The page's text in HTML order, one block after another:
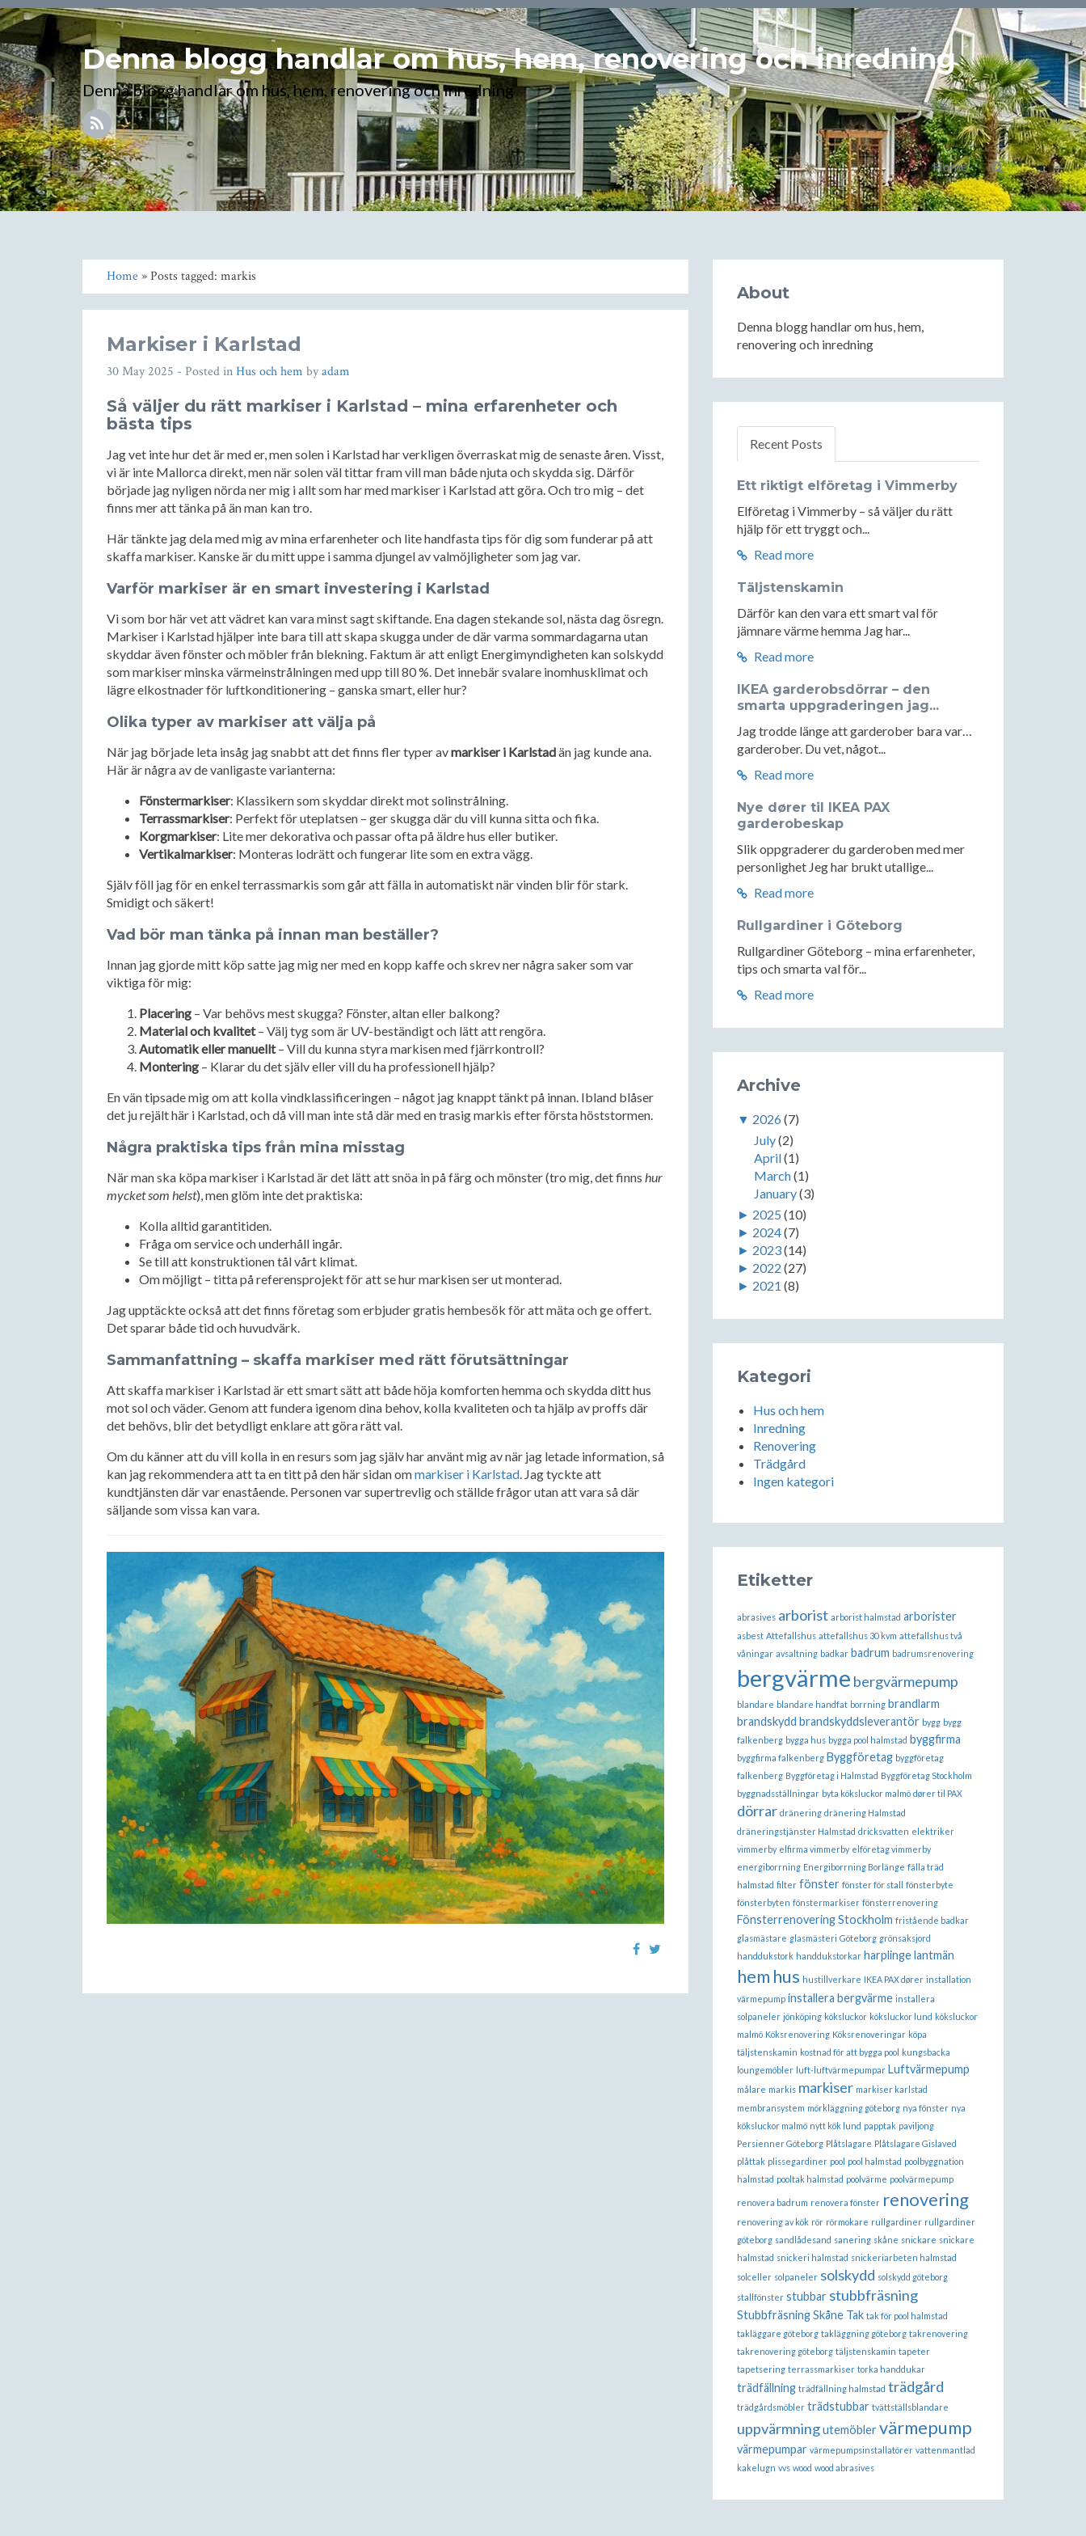
Denna blogg handlar om hus, hem, renovering och inredning
Denna blogg handlar om hus, hem, renovering och inredning
Home
Home» Posts tagged: markis
Markiser i Karlstad
30 May 2025 - Posted inHus och hem byadam
Så väljer du rätt markiser i Karlstad – mina erfarenheter och
bästa tips
Jag vet inte hur det är med er, men solen i Karlstad har verkligen överraskat mig de senaste åren. Visst,
vi är inte Mallorca direkt, men när solen väl tittar fram vill man både njuta och skydda sig. Därför
började jag nyligen nörda ner mig i allt som har med markiser i Karlstad att göra. Och tro mig – det
finns mer att tänka på än man kan tro.
Här tänkte jag dela med mig av mina erfarenheter och lite handfasta tips för dig som funderar på att
skaffa markiser. Kanske är du mitt uppe i samma djungel av valmöjligheter som jag var.
Varför markiser är en smart investering i Karlstad
Vi som bor här vet att vädret kan vara minst sagt skiftande. Ena dagen stekande sol, nästa dag ösregn.
Markiser i Karlstad hjälper inte bara till att skapa skugga under de där varma sommardagarna utan
skyddar även fönster och möbler från blekning. Faktum är att enligt Energimyndigheten kan solskydd
som markiser minska värmeinstrålningen med upp till 80 %. Det innebär svalare inomhusklimat och
lägre elkostnader för luftkonditionering – ganska smart, eller hur?
Olika typer av markiser att välja på
När jag började leta insåg jag snabbt att det finns fler typer avmarkiser i Karlstadän jag kunde ana.
Här är några av de vanligaste varianterna:
Fönstermarkiser: Klassikern som skyddar direkt mot solinstrålning.
Terrassmarkiser: Perfekt för uteplatsen – ger skugga där du vill kunna sitta och fika.
Korgmarkiser: Lite mer dekorativa och passar ofta på äldre hus eller butiker.
Vertikalmarkiser: Monteras lodrätt och fungerar lite som en extra vägg.
Själv föll jag för en enkel terrassmarkis som går att fälla in automatiskt när vinden blir för stark.
Smidigt och säkert!
Vad bör man tänka på innan man beställer?
Innan jag gjorde mitt köp satte jag mig ner med en kopp kaffe och skrev ner några saker som var
viktiga för mig:
Placering – Var behövs mest skugga? Fönster, altan eller balkong?
Material och kvalitet– Välj tyg som är UV-beständigt och lätt att rengöra.
Automatik eller manuellt– Vill du kunna styra markisen med fjärrkontroll?
Montering – Klarar du det själv eller vill du ha professionell hjälp?
En vän tipsade mig om att kolla vindklassificeringen – något jag knappt tänkt på innan. Ibland blåser
det ju rejält här i Karlstad, och då vill man inte stå där med en trasig markis efter första höststormen.
Några praktiska tips från mina misstag
När man ska köpa markiser i Karlstad är det lätt att snöa in på färg och mönster (tro mig, det finns hur
mycket som helst), men glöm inte det praktiska:
Kolla alltid garantitiden.
Fråga om service och underhåll ingår.
Se till att konstruktionen tål vårt klimat.
Om möjligt – titta på referensprojekt för att se hur markisen ser ut monterad.
Jag upptäckte också att det finns företag som erbjuder gratis hembesök för att mäta och ge offert.
Det sparar både tid och huvudvärk.
Sammanfattning – skaffa markiser med rätt förutsättningar
Att skaffa markiser i Karlstad är ett smart sätt att både höja komforten hemma och skydda ditt hus
mot sol och väder. Genom att fundera igenom dina behov, kolla kvaliteten och ta hjälp av proffs där
det behövs, blir det betydligt enklare att göra rätt val.
Om du känner att du vill kolla in en resurs som jag själv har använt mig av när jag letade information, så
kan jag rekommendera att ta en titt på den här sidan ommarkiser i Karlstad. Jag tyckte att
kundtjänsten där var enastående. Personen var supertrevlig och ställde frågor utan att vara så där
säljande som vissa kan vara.
About
Denna blogg handlar om hus, hem,
renovering och inredning
Recent Posts
Ett riktigt elföretag i Vimmerby
Elföretag i Vimmerby – så väljer du rätt
hjälp för ett tryggt och...
Read more
Täljstenskamin
Därför kan den vara ett smart val för
jämnare värme hemma Jag har...
Read more
IKEA garderobsdörrar – den
smarta uppgraderingen jag...
Jag trodde länge att garderober bara var…
garderober. Du vet, något...
Read more
Nye dører til IKEA PAX
garderobeskap
Slik oppgraderer du garderoben med mer
personlighet Jeg har brukt utallige...
Read more
Rullgardiner i Göteborg
Rullgardiner Göteborg – mina erfarenheter,
tips och smarta val för...
Read more
Archive
▼ 2026(7)
July(2)
April(1)
March(1)
January(3)
► 2025 (10)
► 2024(7)
► 2023(14)
► 2022 (27)
► 2021 (8)
Kategori
Hus och hem
Inredning
Renovering
Trädgård
Ingen kategori
Etiketter
abrasives arborist arborist halmstad arborister
asbest Attefallshus attefallshus 30 kvm attefallshus två
våningar avsaltning badkar badrum badrumsrenovering
bergvärme bergvärmepump
blandare blandare handfat borrning brandlarm
brandskydd brandskyddsleverantör bygg bygg
falkenberg bygga hus bygga pool halmstad byggfirma
byggfirma falkenberg Byggföretag byggföretag
falkenberg Byggföretag i Halmstad Byggföretag Stockholm
byggnadsställningar byta köksluckor malmö dører til PAX
dörrar dränering dränering Halmstad
dräneringstjänster Halmstad dricksvatten elektriker
vimmerby elfirma vimmerby elföretag vimmerby
energiborrning Energiborrning Borlänge fälla träd
halmstad filter fönster fönster för stall fönsterbyte
fönsterbyten fönstermarkiser fönsterrenovering
Fönsterrenovering Stockholm fristående badkar
glasmästare glasmästeri Göteborg grönsaksjord
handdukstork handdukstorkar harplinge lantmän
hem hus hustillverkare IKEA PAX dører installation
värmepump installera bergvärme installera
solpaneler jönköping köksluckor köksluckor lund köksluckor
malmö Köksrenovering Köksrenoveringar köpa
täljstenskamin kostnad för att bygga pool kungsbacka
loungemöbler luft-luftvärmepumpar Luftvärmepump
målare markis markiser markiser karlstad
membransystem mörkläggning göteborg nya fönster nya
köksluckor malmö nytt kök lund papptak paviljong
Persienner Göteborg Plåtslagare Plåtslagare Gislaved
plåttak plissegardiner pool pool halmstad poolbyggnation
halmstad pooltak halmstad poolvärme poolvärmepump
renovera badrum renovera fönster renovering
renovering av kök rör rörmokare rullgardiner rullgardiner
göteborg sandlådesand sanering skåne snickare snickare
halmstad snickeri halmstad snickeriarbeten halmstad
solceller solpaneler solskydd solskydd göteborg
stallfönster stubbar stubbfräsning
Stubbfräsning Skåne Tak tak för pool halmstad
takläggare göteborg takläggning göteborg takrenovering
takrenovering göteborg täljstenskamin tapeter
tapetsering terrassmarkiser torka handdukar
trädfällning trädfällning halmstad trädgård
trädgårdsmöbler trädstubbar tvättställsblandare
uppvärmningutemöblervärmepump
värmepumpar värmepumpsinstallatörer vattenmantlad
kakelugn vvs wood wood abrasives